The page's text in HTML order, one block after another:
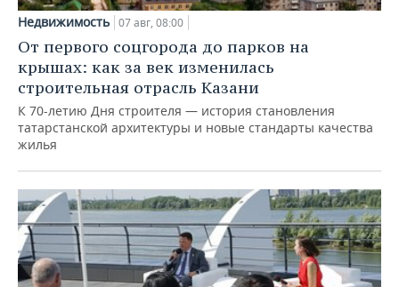
Недвижимость 07 авг, 08:00
От первого соцгорода до парков на
крышах: как за век изменилась
строительная отрасль Казани
К 70-летию Дня строителя — история становления
татарстанской архитектуры и новые стандарты качества
жилья